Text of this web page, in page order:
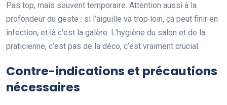
Pas top, mais souvent temporaire. Attention aussi à la
profondeur du geste : si l’aiguille va trop loin, ça peut finir en
infection, et là c’est la galère. L’hygiène du salon et de la
praticienne, c’est pas de la déco, c’est vraiment crucial.
Contre-indications et précautions
nécessaires